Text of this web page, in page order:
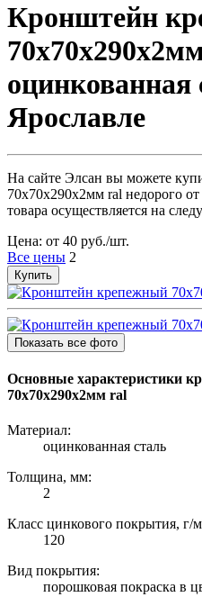
Кронштейн
Ярославле
На сайте Элсан вы можете
70х70х290х2мм ral недорого
товара осуществляется на
Цена: от 40 руб./шт.
Все цены 2
Купить
Показать все фото
Основные характеристики
70х70х290х2мм ral
Материал:
оцинкованная сталь
Толщина, мм:
2
Класс цинкового покрытия, г/
120
Вид покрытия:
порошковая покраска в